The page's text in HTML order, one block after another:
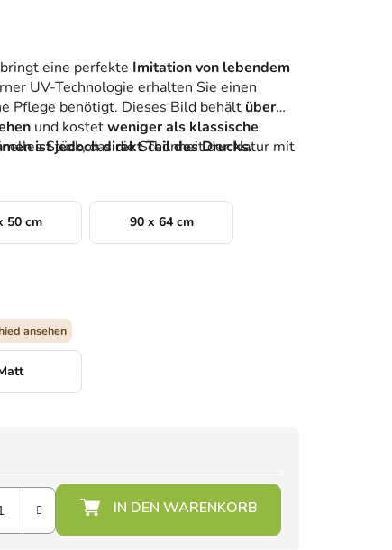
bringt eine perfekte Imitation von lebendem
UV-Technologie erhalten Sie einen
Pflege benötigt. Dieses Bild behält über
und kostetweniger als klassische
Stück, das die Schönheit der Natur mit
ist jedoch direkt Teil des Drucks.
50 cm 90 x 64 cm
ansehen